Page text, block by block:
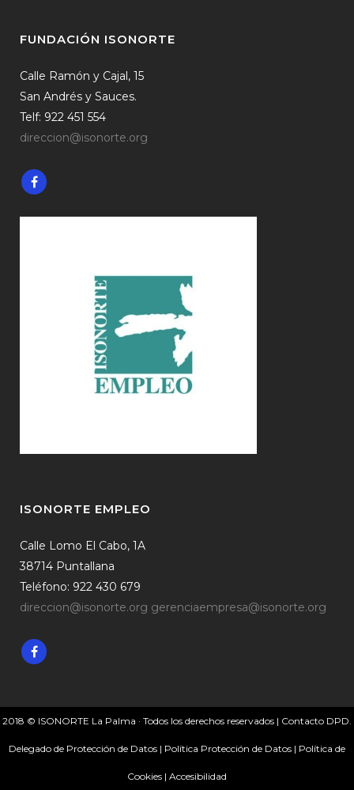
FUNDACIÓN ISONORTE
Calle Ramón y Cajal, 15
San Andrés y Sauces.
Telf: 922 451 554
direccion@isonorte.org
ISONORTE EMPLEO
Calle Lomo El Cabo, 1A
38714 Puntallana
Teléfono: 922 430 679
direccion@isonorte.org gerenciaempresa@isonorte.org
2018 © ISONORTE La Palma · Todos los derechos reservados | Contacto DPD.
Delegado de Protección de Datos | Política Protección de Datos | Política de
Cookies | Accesibilidad